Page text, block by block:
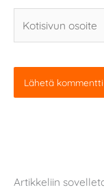
osoite
Artikkeliin